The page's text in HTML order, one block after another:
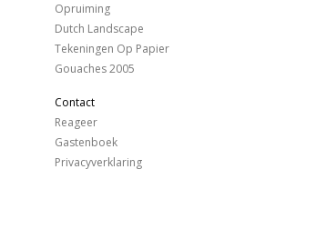
Opruiming
Dutch Landscape
Tekeningen Op Papier
Gouaches 2005
Contact
Reageer
Gastenboek
Privacyverklaring